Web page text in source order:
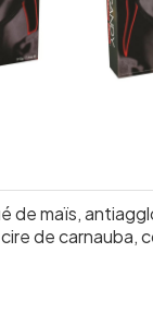
de maïs,
de carnauba,